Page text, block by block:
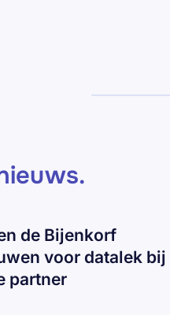
.
de Bijenkorf
voor datalek bij
partner